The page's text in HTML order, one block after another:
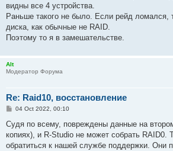
видны все 4 устройства.
Раньше такого не было. Если рейд ломался,
диска, как обычные не RAID.
Поэтому то я в замешательстве.
Alt
Модератор Форума
Re: Raid10, восстановление
P
s
t
04 Oct 2022, 00:10
Судя по всему, повреждены данные на
копиях), и R-Studio не может собрать RAID0.
обратиться к нашей службе поддержки. Они